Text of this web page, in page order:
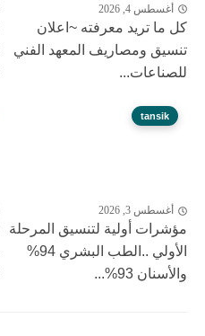
أغسطس 4, 2026
كل ما تريد معرفته ~اعلان
تنسيق ومصاريف المعهد الفني
للصناعات...
tansik
أغسطس 3, 2026
مؤشرات أولية لتنسيق المرحلة
الأولي ..الطب البشري 94%
والأسنان 93%...